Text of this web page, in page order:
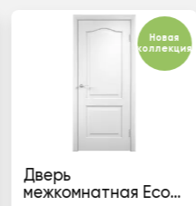
Новая
коллекция
Дверь
межкомнатная Eco